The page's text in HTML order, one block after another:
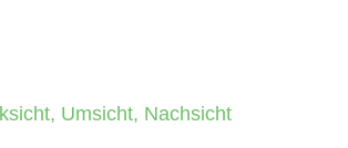
Umsicht, Nachsicht